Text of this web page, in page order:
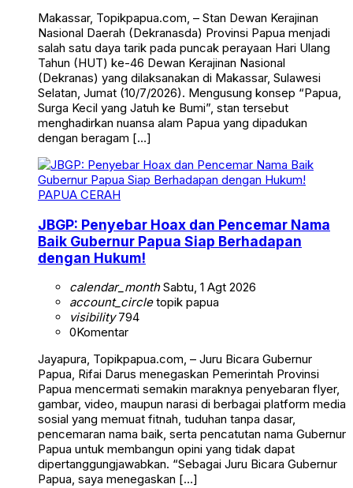
Makassar, Topikpapua.com, – Stan Dewan Kerajinan
Nasional Daerah (Dekranasda) Provinsi Papua menjadi
salah satu daya tarik pada puncak perayaan Hari Ulang
Tahun (HUT) ke-46 Dewan Kerajinan Nasional
(Dekranas) yang dilaksanakan di Makassar, Sulawesi
Selatan, Jumat (10/7/2026). Mengusung konsep “Papua,
Surga Kecil yang Jatuh ke Bumi”, stan tersebut
menghadirkan nuansa alam Papua yang dipadukan
dengan beragam […]
PAPUA CERAH
JBGP: Penyebar Hoax dan Pencemar Nama
Baik Gubernur Papua Siap Berhadapan
dengan Hukum!
calendar_monthSabtu, 1 Agt 2026
account_circletopik papua
visibility794
0Komentar
Jayapura, Topikpapua.com, – Juru Bicara Gubernur
Papua, Rifai Darus menegaskan Pemerintah Provinsi
Papua mencermati semakin maraknya penyebaran flyer,
gambar, video, maupun narasi di berbagai platform media
sosial yang memuat fitnah, tuduhan tanpa dasar,
pencemaran nama baik, serta pencatutan nama Gubernur
Papua untuk membangun opini yang tidak dapat
dipertanggungjawabkan. “Sebagai Juru Bicara Gubernur
Papua, saya menegaskan […]